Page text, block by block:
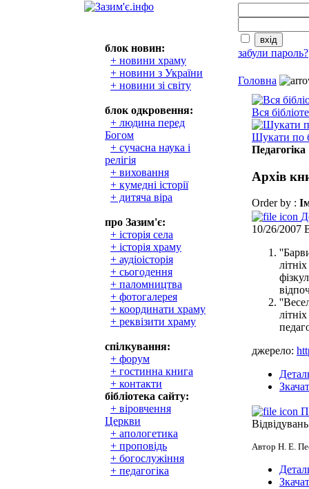
блок новин:
+ новини храму
+ новини з України
+ новини зі світу
блок одкровення:
+ людина перед
Богом
+ сучасна наука і
релігія
+ виховання
+ кумедні історії
+ дитяча віра
про Зазим'є:
+ історія села
+ історія храму
+ аудіоісторія
+ сьогодення
+ паломництва
+ фотогалерея
+ координати храму
+ реквізити храму
спілкування:
+ форум
+ гостинна книга
+ контакти
бібліотека сайту:
+ віровчення
Церкви
+ апологетика
+ проповідь
+ богослужіння
+ педагогіка
забули пароль?
Головна
Вся
Шукати по
Педагогіка
Архів
Order by :
10/26/2007
джерело:
Автор Н. Е.